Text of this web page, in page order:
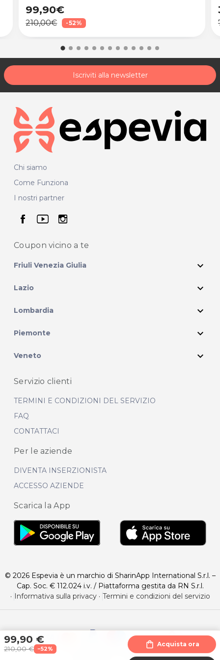
99,90€
210,00€ -52%
Iscriviti alla newsletter
Chi siamo
Come Funziona
I nostri partner
seguici su facebook
seguici su youtube
seguici su instagram
Coupon vicino a te
Friuli Venezia Giulia expand_more
Lazio expand_more
Lombardia expand_more
Piemonte expand_more
Veneto expand_more
Servizio clienti
TERMINI E CONDIZIONI DEL SERVIZIO
FAQ
CONTATTACI
Per le aziende
DIVENTA INSERZIONISTA
ACCESSO AZIENDE
Scarica la App
© 2026 Espevia è un marchio di SharinApp International S.r.l. –
Cap. Soc. € 112.024 i.v. / Piattaforma gestita da RN S.r.l.
· Informativa sulla privacy· Termini e condizioni del servizio
99,90 €
210,00 € −52% shopping_bag Acquista ora